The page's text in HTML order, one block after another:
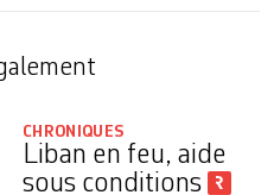
CHRONIQUES
Liban en feu, aide
sous conditions